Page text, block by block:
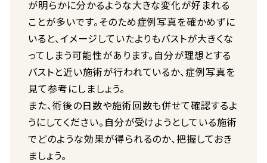
が明らかに分かるような大きな変化が好まれる
ことが多いです。そのため症例写真を確かめずに
いると、イメージしていたよりもバストが大きくな
ってしまう可能性があります。自分が理想とする
バストと近い施術が行われているか、症例写真を
見て参考にしましょう。
また、術後の日数や施術回数も併せて確認するよ
うにしてください。自分が受けようとしている施術
でどのような効果が得られるのか、把握しておき
ましょう。